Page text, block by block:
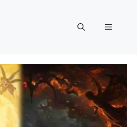
Menu